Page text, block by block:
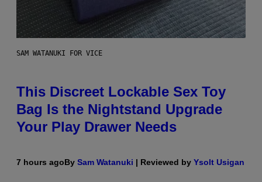
SAM WATANUKI FOR VICE
This Discreet Lockable Sex Toy
Bag Is the Nightstand Upgrade
Your Play Drawer Needs
7 hours agoBy Sam Watanuki | Reviewed by Ysolt Usigan